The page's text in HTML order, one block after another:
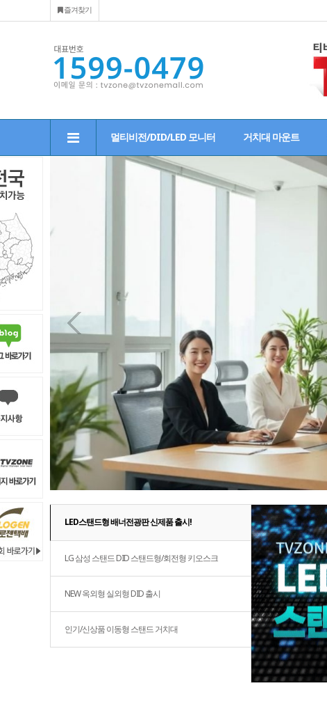
즐겨찾기
멀티비전/DID/LED 모니터 거치대 마운트
이전
LED스탠드형 배너전광판 신제품 출시!
LG 삼성 스탠드 DID 스탠드형/회전형 키오스크
NEW 옥외형 실외형 DID 출시
인기/신상품 이동형 스탠드 거치대